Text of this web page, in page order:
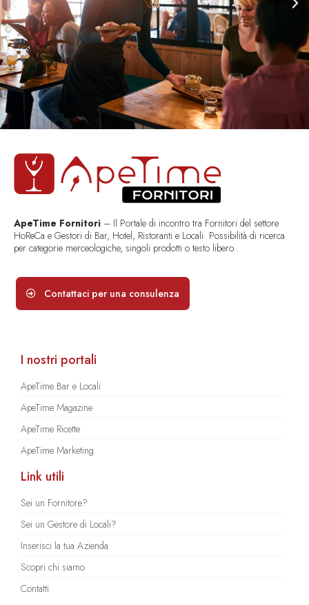
ApeTime Fornitori – Il Portale di incontro tra Fornitori del settore
HoReCa e Gestori di Bar, Hotel, Ristoranti e Locali. Possibilità di ricerca
per categorie merceologiche, singoli prodotti o testo libero..
Contattaci per una consulenza
I nostri portali
ApeTime Bar e Locali
ApeTime Magazine
ApeTime Ricette
ApeTime Marketing
Link utili
Sei un Fornitore?
Sei un Gestore di Locali?
Inserisci la tua Azienda
Scopri chi siamo
Contatti